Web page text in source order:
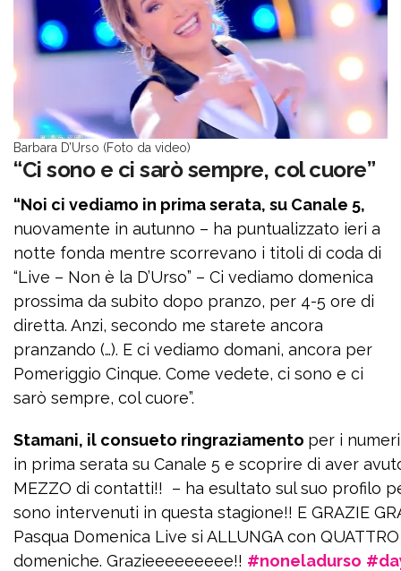
Barbara D’Urso (Foto da video)
“Ci sono e ci sarò sempre, col cuore”
“Noi ci vediamo in prima serata, su Canale 5,
nuovamente in autunno – ha puntualizzato ieri a
notte fonda mentre scorrevano i titoli di coda di
“Live – Non è la D’Urso” – Ci vediamo domenica
prossima da subito dopo pranzo, per 4-5 ore di
diretta. Anzi, secondo me starete ancora
pranzando (…). E ci vediamo domani, ancora per
Pomeriggio Cinque. Come vedete, ci sono e ci
sarò sempre, col cuore”.
Stamani, il consueto ringraziamento per i
in prima serata su Canale 5 e scoprire di aver
MEZZO di contatti!! – ha esultato sul suo profilo
sono intervenuti in questa stagione!! E GRAZIE
Pasqua Domenica Live si ALLUNGA con
domeniche. Grazieeeeeeeee!! #noneladurso